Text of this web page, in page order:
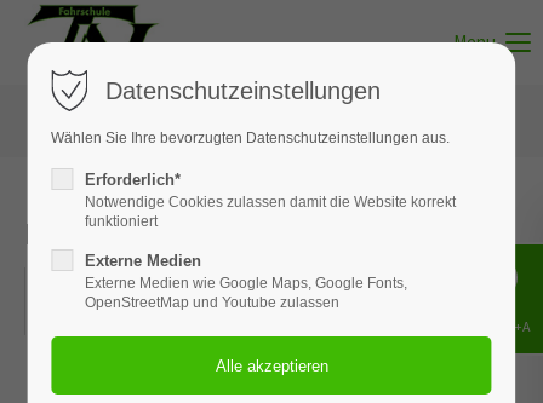
Menu
Kurventraining | 25. Mai 2026
25.05.2026, 08:00–16:30
Datenschutzeinstellungen
Wählen Sie Ihre bevorzugten Datenschutzeinstellungen aus.
Erforderlich*
Notwendige Cookies zulassen damit die Website korrekt
funktioniert
Externe Medien
Externe Medien wie Google Maps, Google Fonts,
OpenStreetMap und Youtube zulassen
Shift+Alt+A